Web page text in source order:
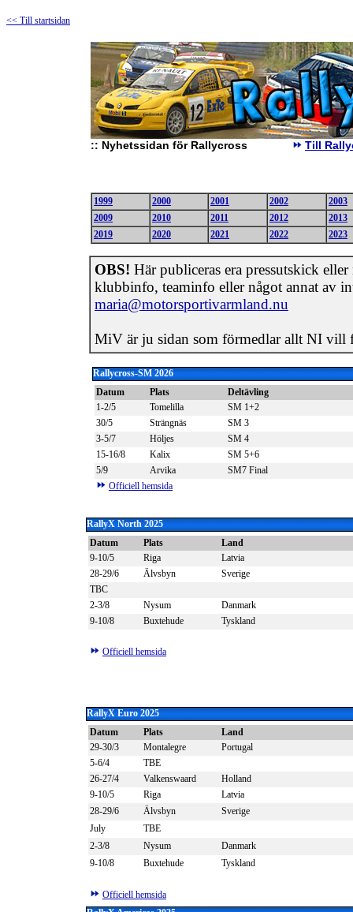
<< Till startsidan
:: Nyhetssidan för Rallycross Till
1999 2000 2001 2002
2003
2009
2010 2011 2012
2013
2019
2020 2021 2022 2023
OBS! Här publiceras era pressutskick
klubbinfo, teaminfo eller något annat av
maria@motorsportivarmland.nu
MiV är ju sidan som förmedlar allt NI vill
Rallycross-SM 2026
Datum
Plats
Deltävling
1-2/5
Tomelilla
SM 1+2
30/5
Strängnäs
SM 3
3-5/7
Höljes
SM 4
15-16/8
Kalix
SM 5+6
5/9
Arvika
SM7 Final
Officiell hemsida
RallyX North2025
Datum
Plats
Land
9-10/5
Riga
Latvia
28-29/6
Älvsbyn
Sverige
TBC
2-3/8
Nysum
Danmark
9-10/8
Buxtehude Tyskland
Officiell hemsida
RallyX Euro2025
Datum
Plats
Land
29-30/3
Montalegre
Portugal
5-6/4
TBE
26-27/4
Valkenswaard
Holland
9-10/5
Riga
Latvia
28-29/6
Älvsbyn
Sverige
July
TBE
2-3/8
Nysum
Danmark
9-10/8
Buxtehude Tyskland
Officiell hemsida